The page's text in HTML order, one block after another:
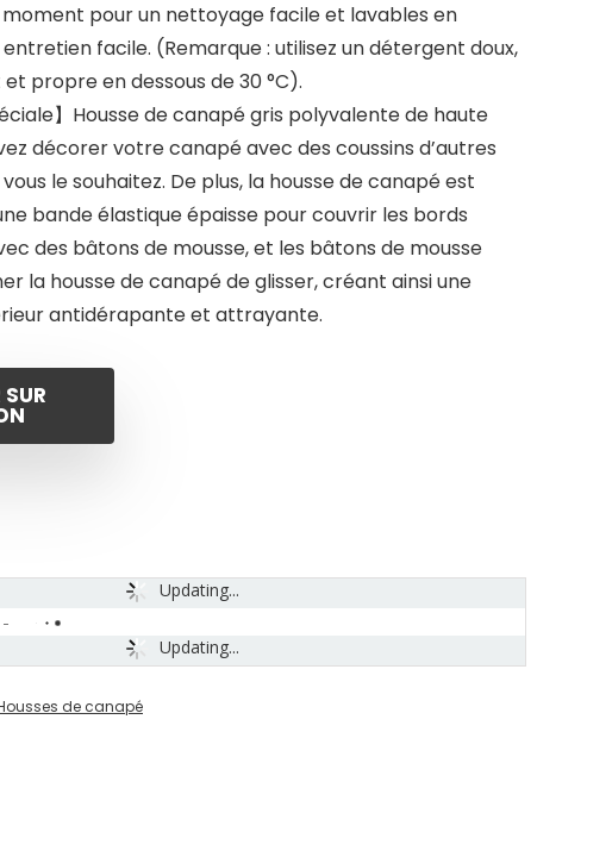
pour un nettoyage facile et lavables en
facile. (Remarque : utilisez un détergent doux,
propre en dessous de 30 °C).
】Housse de canapé gris polyvalente de haute
décorer votre canapé avec des coussins d’autres
le souhaitez. De plus, la housse de canapé est
bande élastique épaisse pour couvrir les bords
des bâtons de mousse, et les bâtons de mousse
la housse de canapé de glisser, créant ainsi une
antidérapante et attrayante.
Updating...
Updating...
-
de canapé